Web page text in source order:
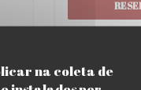
na coleta de
5/5